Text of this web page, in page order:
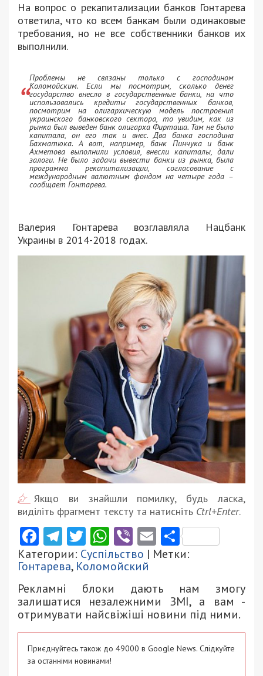
На вопрос о рекапитализации банков Гонтарева
ответила, что ко всем банкам были одинаковые
требования, но не все собственники банков их
выполнили.
Проблемы не связаны только с господином
Коломойским. Если мы посмотрим, сколько денег
государство внесло в государственные банки, на что
использовались кредиты государственных банков,
посмотрим на олигархическую модель построения
украинского банковского сектора, то увидим, как из
рынка был выведен банк олигарха Фирташа. Там не было
капитала, он его так и внес. Два банка господина
Бахматюка. А вот, например, банк Пинчука и банк
Ахметова выполнили условия, внесли капиталы, дали
залоги. Не было задачи вывести банки из рынка, была
программа рекапитализации, согласование с
международным валютным фондом на четыре года –
сообщает Гонтарева.
Валерия Гонтарева возглавляла Нацбанк
Украины в 2014-2018 годах.
Якщо ви знайшли помилку, будь ласка,
виділіть фрагмент тексту та натисніть Ctrl+Enter.
Facebook
Telegram
Twitter
WhatsApp
ViberEmail
Категории: Суспільство | Метки:
Гонтарева, Коломойский
Рекламні блоки дають нам змогу
залишатися незалежними ЗМІ, а вам -
отримувати найсвіжіші новини під ними.
Приєднуйтесь також до 49000 в Google News. Слідкуйте
за останніми новинами!